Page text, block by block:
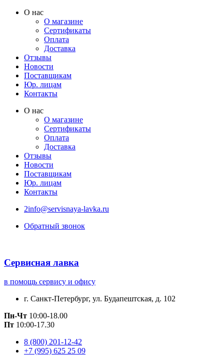
Перейти
содержимому
О нас
О магазине
Сертификаты
Оплата
Доставка
Отзывы
Новости
Поставщикам
Юр. лицам
Контакты
О нас
О магазине
Сертификаты
Оплата
Доставка
Отзывы
Новости
Поставщикам
Юр. лицам
Контакты
2info@servisnaya-lavka.ru
Обратный звонок
Сервисная лавка
в помощь сервису и офису
г. Санкт-Петербург, ул. Будапештская, д. 102
Пн-Чт 10:00-18.00
Пт 10:00-17.30
8 (800) 201-12-42
+7 (995) 625 25 09